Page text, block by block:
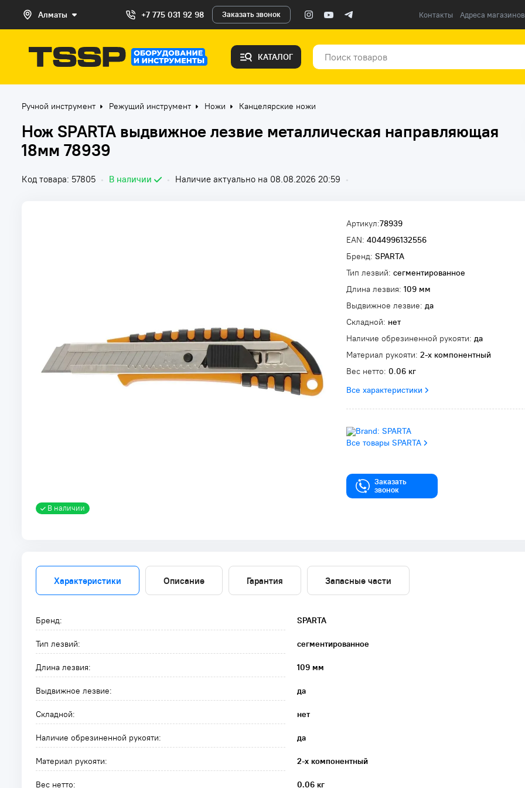
Алматы +7 775 031 92 98 Заказать звонок Контакты Адреса магазинов
КАТАЛОГ
Ручной инструмент Режущий инструмент Ножи Канцелярские ножи
Нож SPARTA выдвижное лезвие металлическая направляющая
18мм 78939
Код товара: 57805 • В наличии • Наличие актуально на 08.08.2026 20:59 •
В наличии
Артикул:78939
EAN: 4044996132556
Бренд: SPARTA
Тип лезвий: сегментированное
Длина лезвия: 109 мм
Выдвижное лезвие: да
Складной: нет
Наличие обрезиненной рукояти: да
Материал рукояти: 2-х компонентный
Вес нетто: 0.06 кг
Все характеристики
Все товары SPARTA
Заказать
звонок
Характеристики Описание Гарантия Запасные части
Бренд: SPARTA
Тип лезвий: сегментированное
Длина лезвия: 109 мм
Выдвижное лезвие: да
Складной: нет
Наличие обрезиненной рукояти: да
Материал рукояти: 2-х компонентный
Вес нетто: 0.06 кг